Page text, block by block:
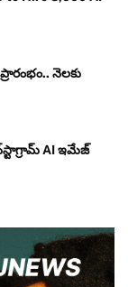
నెలకు
AI ఇమేజ్